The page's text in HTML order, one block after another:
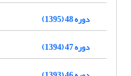
دوره 48 (1395)
دوره 47 (1394)